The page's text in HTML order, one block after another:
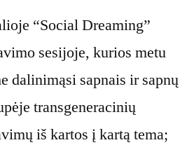
“Social Dreaming”
sesijoje, kurios metu
dalinimąsi sapnais ir sapnų
transgeneracinių
iš kartos į kartą tema;